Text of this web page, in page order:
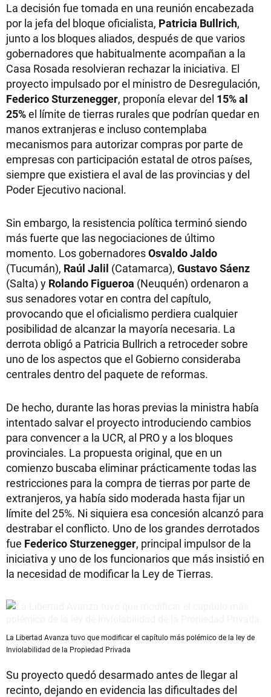
La decisión fue tomada en una reunión encabezada
por la jefa del bloque oficialista, Patricia Bullrich,
junto a los bloques aliados, después de que varios
gobernadores que habitualmente acompañan a la
Casa Rosada resolvieran rechazar la iniciativa. El
proyecto impulsado por el ministro de Desregulación,
Federico Sturzenegger, proponía elevar del 15% al
25%el límite de tierras rurales que podrían quedar en
manos extranjeras e incluso contemplaba
mecanismos para autorizar compras por parte de
empresas con participación estatal de otros países,
siempre que existiera el aval de las provincias y del
Poder Ejecutivo nacional.
Sin embargo, la resistencia política terminó siendo
más fuerte que las negociaciones de último
momento. Los gobernadoresOsvaldo Jaldo
(Tucumán), Raúl Jalil (Catamarca), Gustavo Sáenz
(Salta) y Rolando Figueroa (Neuquén) ordenaron a
sus senadores votar en contra del capítulo,
provocando que el oficialismo perdiera cualquier
posibilidad de alcanzar la mayoría necesaria. La
derrota obligó a Patricia Bullrich a retroceder sobre
uno de los aspectos que el Gobierno consideraba
centrales dentro del paquete de reformas.
De hecho, durante las horas previas la ministra había
intentado salvar el proyecto introduciendo cambios
para convencer a la UCR, al PRO y a los bloques
provinciales. La propuesta original, que en un
comienzo buscaba eliminar prácticamente todas las
restricciones para la compra de tierras por parte de
extranjeros, ya había sido moderada hasta fijar un
límite del 25%. Ni siquiera esa concesión alcanzó para
destrabar el conflicto. Uno de los grandes derrotados
fue Federico Sturzenegger, principal impulsor de la
iniciativa y uno de los funcionarios que más insistió en
la necesidad de modificar la Ley de Tierras.
La Libertad Avanza tuvo que modificar el capítulo más polémico de la ley de
Inviolabilidad de la Propiedad Privada
Su proyecto quedó desarmado antes de llegar al
recinto, dejando en evidencia las dificultades del